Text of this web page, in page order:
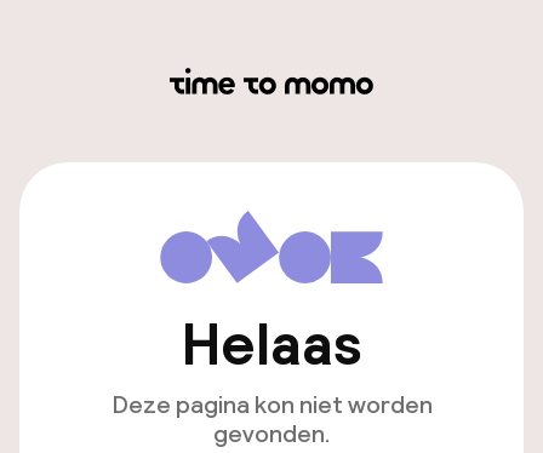
Helaas
Deze pagina kon niet worden
gevonden.